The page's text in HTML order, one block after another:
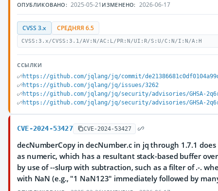
ОПУБЛИКОВАНО: 2025-05-21 ИЗМЕНЕНО: 2026-06-17
CVSS 3.x СРЕДНЯЯ 6.5
CVSS:3.x/CVSS:3.1/AV:N/AC:L/PR:N/UI:R/S:U/C:N/I:N/A:H
ССЫЛКИ
https://github.com/jqlang/jq/commit/
https://github.com/jqlang/jq/issues/3262
https://github.com/jqlang/jq/security/advisories/GHSA-
https://github.com/jqlang/jq/security/advisories/GHSA-
CVE-2024-53427 CVE-2024-53427
decNumberCopy in decNumber.c in jq through 1.7.1
as numeric, which has a resultant stack-based buffer
by use of --slurp with subtraction, such as a filter of .-.
with NaN (e.g., "1 NaN123" immediately followed by